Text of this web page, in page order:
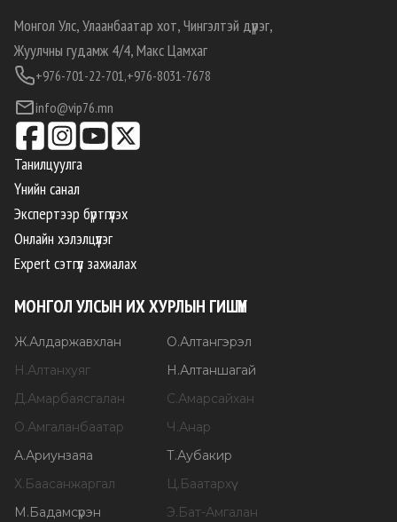
Монгол Улс, Улаанбаатар хот, Чингэлтэй дүүрэг,
Жуулчны гудамж 4/4, Макс Цамхаг
+976-701-22-701,+976-8031-7678
info@vip76.mn
Танилцуулга
Үнийн санал
Экспертээр бүртгүүлэх
Онлайн хэлэлцүүлэг
Expert сэтгүүл захиалах
МОНГОЛ УЛСЫН ИХ ХУРЛЫН ГИШҮҮН
Ж.Алдаржавхлан О.Алтангэрэл
Н.Алтанхуяг Н.Алтаншагай
Д.Амарбаясгалан С.Амарсайхан
О.Амгаланбаатар Ч.Анар
А.Ариунзаяа Т.Аубакир
Х.Баасанжаргал Ц.Баатархүү
М.Бадамсүрэн Э.Бат-Амгалан